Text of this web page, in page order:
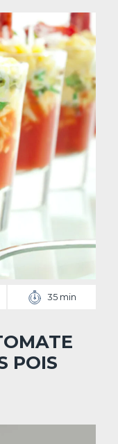
35 min
POIS